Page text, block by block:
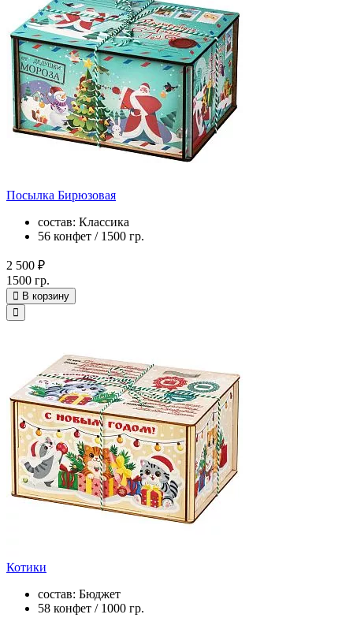
Посылка Бирюзовая
состав: Классика
56 конфет / 1500 гр.
2 500 ₽
1500 гр.
В корзину
Котики
состав: Бюджет
58 конфет / 1000 гр.